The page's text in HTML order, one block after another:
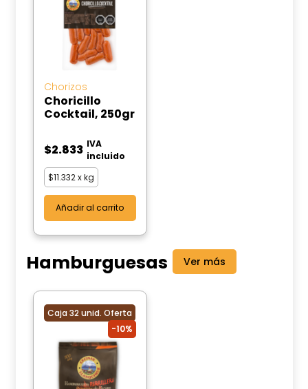
Chorizos
Choricillo
Cocktail, 250gr
$2.833 IVA
incluido
$11.332x kg
Añadir al carrito
Hamburguesas Ver más
Caja 32 unid. Oferta
10%